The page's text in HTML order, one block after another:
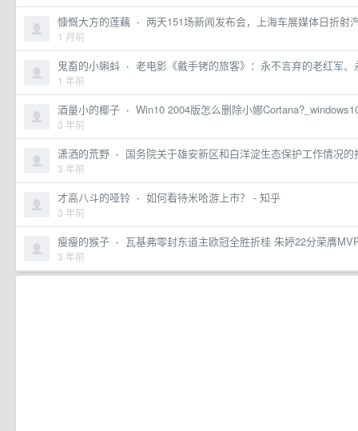
慷慨大方的莲藕 · 两天151场新闻发布会，上海车展媒体日折射
1 月前
鬼畜的小蝌蚪 · 老电影《戴手铐的旅客》：永不言弃的老红军
1 年前
酒量小的椰子 · Win10 2004版怎么删除小娜
3 年前
潇洒的荒野 · 国务院关于雄安新区和白洋淀生态保护工作情况
3 年前
才高八斗的哑铃 · 如何看待米哈游上市？ - 知乎
3 年前
瘦瘦的猴子 · 瓦基弗零封东道主欧冠全胜折桂 朱婷22分荣膺
3 年前